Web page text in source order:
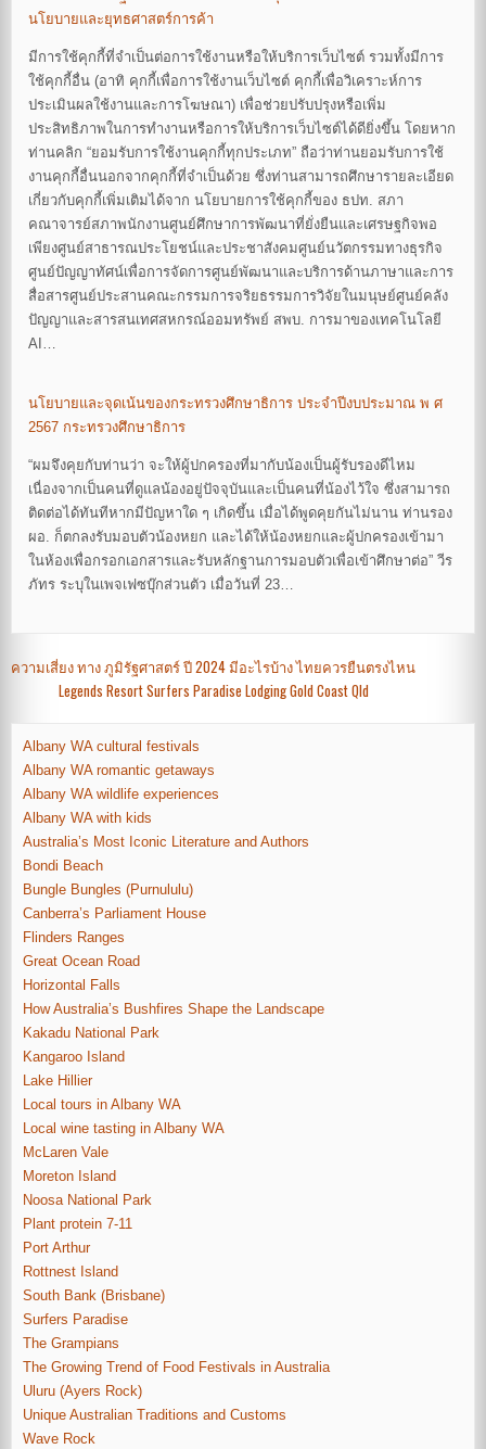
นโยบายและยุทธศาสตร์การค้า
มีการใช้คุกกี้ที่จำเป็นต่อการใช้งานหรือให้บริการเว็บไซต์ รวมทั้งมีการ
ใช้คุกกี้อื่น (อาทิ คุกกี้เพื่อการใช้งานเว็บไซต์ คุกกี้เพื่อวิเคราะห์การ
ประเมินผลใช้งานและการโฆษณา) เพื่อช่วยปรับปรุงหรือเพิ่ม
ประสิทธิภาพในการทำงานหรือการให้บริการเว็บไซต์ได้ดียิ่งขึ้น โดยหาก
ท่านคลิก “ยอมรับการใช้งานคุกกี้ทุกประเภท” ถือว่าท่านยอมรับการใช้
งานคุกกี้อื่นนอกจากคุกกี้ที่จำเป็นด้วย ซึ่งท่านสามารถศึกษารายละเอียด
เกี่ยวกับคุกกี้เพิ่มเติมได้จาก นโยบายการใช้คุกกี้ของ ธปท. สภา
คณาจารย์สภาพนักงานศูนย์ศึกษาการพัฒนาที่ยั่งยืนและเศรษฐกิจพอ
เพียงศูนย์สาธารณประโยชน์และประชาสังคมศูนย์นวัตกรรมทางธุรกิจ
ศูนย์ปัญญาทัศน์เพื่อการจัดการศูนย์พัฒนาและบริการด้านภาษาและการ
สื่อสารศูนย์ประสานคณะกรรมการจริยธรรมการวิจัยในมนุษย์ศูนย์คลัง
ปัญญาและสารสนเทศสหกรณ์ออมทรัพย์ สพบ. การมาของเทคโนโลยี
AI…
นโยบายและจุดเน้นของกระทรวงศึกษาธิการ ประจำปีงบประมาณ พ ศ
2567 กระทรวงศึกษาธิการ
“ผมจึงคุยกับท่านว่า จะให้ผู้ปกครองที่มากับน้องเป็นผู้รับรองดีไหม
เนื่องจากเป็นคนที่ดูแลน้องอยู่ปัจจุบันและเป็นคนที่น้องไว้ใจ ซึ่งสามารถ
ติดต่อได้ทันทีหากมีปัญหาใด ๆ เกิดขึ้น เมื่อได้พูดคุยกันไม่นาน ท่านรอง
ผอ. ก็ตกลงรับมอบตัวน้องหยก และได้ให้น้องหยกและผู้ปกครองเข้ามา
ในห้องเพื่อกรอกเอกสารและรับหลักฐานการมอบตัวเพื่อเข้าศึกษาต่อ” วีร
ภัทร ระบุในเพจเฟซบุ๊กส่วนตัว เมื่อวันที่ 23…
Post
navigation
ความเสี่ยง ทาง ภูมิรัฐศาสตร์ ปี 2024 มีอะไรบ้าง ไทยควรยืนตรงไหน
Legends Resort Surfers Paradise Lodging Gold Coast Qld
Albany WA cultural festivals
Albany WA romantic getaways
Albany WA wildlife experiences
Albany WA with kids
Australia’s Most Iconic Literature and Authors
Bondi Beach
Bungle Bungles (Purnululu)
Canberra’s Parliament House
Flinders Ranges
Great Ocean Road
Horizontal Falls
How Australia’s Bushfires Shape the Landscape
Kakadu National Park
Kangaroo Island
Lake Hillier
Local tours in Albany WA
Local wine tasting in Albany WA
McLaren Vale
Moreton Island
Noosa National Park
Plant protein 7-11
Port Arthur
Rottnest Island
South Bank (Brisbane)
Surfers Paradise
The Grampians
The Growing Trend of Food Festivals in Australia
Uluru (Ayers Rock)
Unique Australian Traditions and Customs
Wave Rock